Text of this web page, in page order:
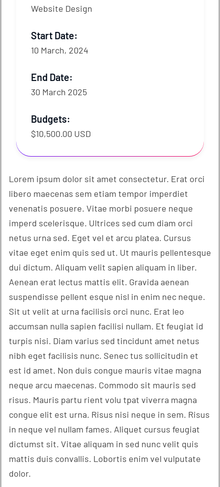
Website Design
Start Date:
10 March, 2024
End Date:
30 March 2025
Budgets:
$10,500.00 USD
Lorem ipsum dolor sit amet consectetur. Erat orci
libero maecenas sem etiam tempor imperdiet
venenatis posuere. Vitae morbi posuere neque
imperd scelerisque. Ultrices sed cum diam orci
netus urna sed. Eget vel et arcu platea. Cursus
vitae eget enim quis sed ut. Ut mauris pellentesque
dui dictum. Aliquam velit sapien aliquam in liber.
Aenean erat lectus mattis elit. Gravida aenean
suspendisse pellent esque nisl in enim nec neque.
Sit ut velit at urna facilisis orci nunc. Erat leo
accumsan nulla sapien facilisi nullam. Et feugiat id
turpis nisi. Diam varius sed tincidunt amet netus
nibh eget facilisis nunc. Senec tus sollicitudin et
est id amet. Non duis congue mauris vitae magna
neque arcu maecenas. Commodo sit mauris sed
risus. Mauris partu rient volu tpat viverra magna
congue elit est urna. Risus nisi neque in sem. Risus
in neque vel nullam fames. Aliquet cursus feugiat
dictumst sit. Vitae aliquam in sed nunc velit quis
mattis duis convallis. Lobortis enim vel vulputate
dolor.